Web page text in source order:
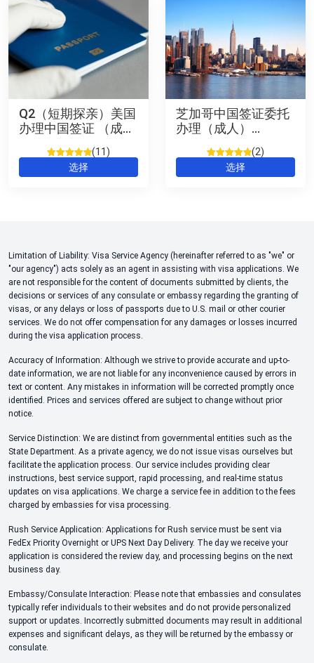
Q2（短期探亲）美国
办理中国签证 （成
Visiting Chinese
Visa (US) 可申十年签
评级5/
5，已有
2
位
11
选择
芝加哥中国签证委托
办理（成人）
Visa
评级5/
5，已有
2
位
2
选择
Limitation of Liability: Visa Service Agency (hereinafter referred to as "we" or
"our agency") acts solely as an agent in assisting with visa applications. We
are not responsible for the content of documents submitted by clients, the
decisions or services of any consulate or embassy regarding the granting of
visas, or any delays or loss of passports due to U.S. mail or other courier
services. We do not offer compensation for any damages or losses incurred
during the visa application process.
Accuracy of Information: Although we strive to provide accurate and up-to-
date information, we are not liable for any inconvenience caused by errors in
text or content. Any mistakes in information will be corrected promptly once
identified. Prices and services offered are subject to change without prior
notice.
Service Distinction: We are distinct from governmental entities such as the
State Department. As a private agency, we do not issue visas ourselves but
facilitate the application process. Our service includes providing clear
instructions, best service support, rapid processing, and real-time status
updates on visa applications. We charge a service fee in addition to the fees
charged by embassies for visa processing.
Rush Service Application: Applications for Rush service must be sent via
FedEx Priority Overnight or UPS Next Day Delivery. The day we receive your
application is considered the review day, and processing begins on the next
business day.
Embassy/Consulate Interaction: Please note that embassies and consulates
typically refer individuals to their websites and do not provide personalized
support or updates. Incorrectly submitted documents may result in additional
expenses and significant delays, as they will be returned by the embassy or
consulate.